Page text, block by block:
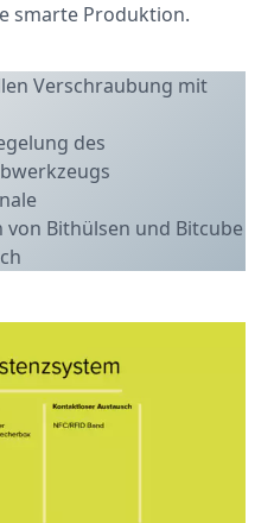
smarte Produktion.
Verschraubung mit
des
Bithülsen und Bitcube